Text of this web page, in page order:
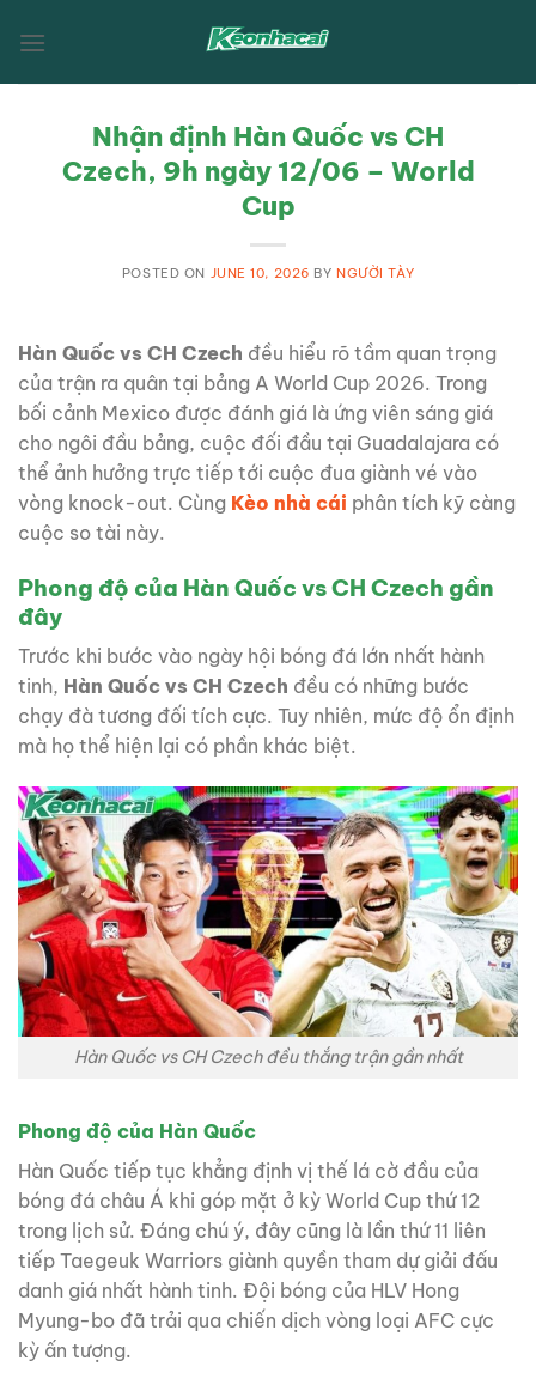
Nhận định Hàn Quốc vs CH
Czech, 9h ngày 12/06 – World
Cup
POSTED ON JUNE 10, 2026 BYNGƯỜI TÀY
Hàn Quốc vs CH Czech đều hiểu rõ tầm quan trọng
của trận ra quân tại bảng A World Cup 2026. Trong
bối cảnh Mexico được đánh giá là ứng viên sáng giá
cho ngôi đầu bảng, cuộc đối đầu tại Guadalajara có
thể ảnh hưởng trực tiếp tới cuộc đua giành vé vào
vòng knock-out. Cùng Kèo nhà cái phân tích kỹ càng
cuộc so tài này.
Phong độ của Hàn Quốc vs CH Czech gần
đây
Trước khi bước vào ngày hội bóng đá lớn nhất hành
tinh, Hàn Quốc vs CH Czech đều có những bước
chạy đà tương đối tích cực. Tuy nhiên, mức độ ổn định
mà họ thể hiện lại có phần khác biệt.
Hàn Quốc vs CH Czech đều thắng trận gần nhất
Phong độ của Hàn Quốc
Hàn Quốc tiếp tục khẳng định vị thế lá cờ đầu của
bóng đá châu Á khi góp mặt ở kỳ World Cup thứ 12
trong lịch sử. Đáng chú ý, đây cũng là lần thứ 11 liên
tiếp Taegeuk Warriors giành quyền tham dự giải đấu
danh giá nhất hành tinh. Đội bóng của HLV Hong
Myung-bo đã trải qua chiến dịch vòng loại AFC cực
kỳ ấn tượng.